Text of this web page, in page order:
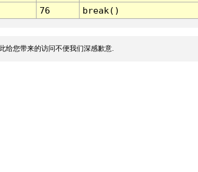
76 break()
给您带来的访问不便我们深感歉意.